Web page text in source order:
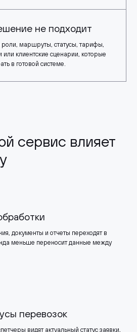
не подходит
маршруты, статусы, тарифы,
или клиентские сценарии, которые
в готовой системе.
сервис влияет
документы и отчеты переходят в
меньше переносит данные между
перевозок
видят актуальный статус заявки,